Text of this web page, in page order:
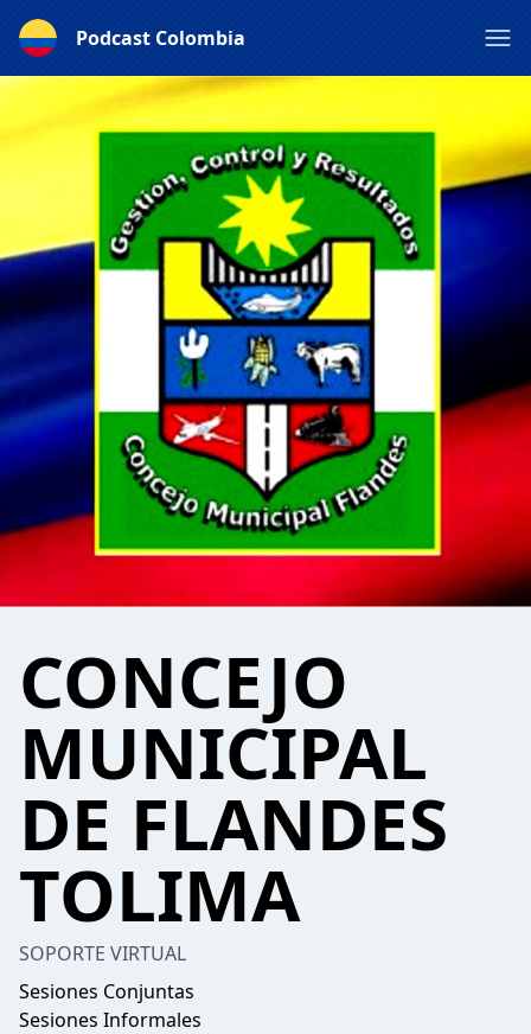
Podcast Colombia
CONCEJO
MUNICIPAL
DE FLANDES
TOLIMA
SOPORTE VIRTUAL
Sesiones Conjuntas
Sesiones Informales